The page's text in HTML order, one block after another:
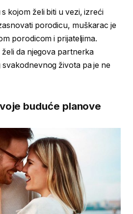
kojom želi biti u vezi, izreći
porodicu, muškarac je
porodicom i prijateljima.
da njegova partnerka
života pa je ne
buduće planove